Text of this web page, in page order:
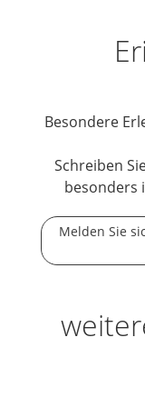
Besondere
Schreiben
besonders
Melden Sie